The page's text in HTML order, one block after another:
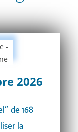
2026
de 168
la